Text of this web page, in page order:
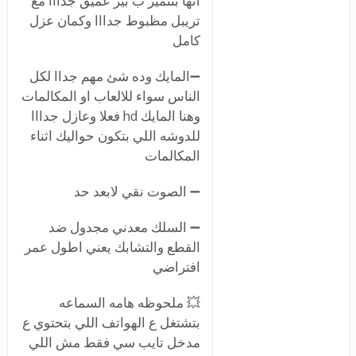
تريبل مظبوط جدااا وكمان عزل
كامل
➖المايك وده شئ مهم جداا لكل
الناس سواء للالعاب او المكالمات
وهنا المايك hd فعلا وعازل جدااا
للدوشه اللي بتكون حواليك اثناء
المكالمات
➖ الصوت نقي لابعد حد
➖ السلك معدني مجدول ضد
القطع والتشابك يعني اطول عمر
افتراضي
💥 ملحوظه هامه السماعه
بتشتغل ع الهواتف اللي بتحتوي ع
مدخل تايب سي فقط مش اللي